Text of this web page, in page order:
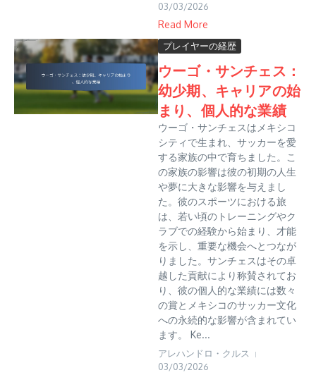
03/03/2026
Read More
プレイヤーの経歴
ウーゴ・サンチェス：
幼少期、キャリアの始
まり、個人的な業績
ウーゴ・サンチェスはメキシコ
シティで生まれ、サッカーを愛
する家族の中で育ちました。こ
の家族の影響は彼の初期の人生
や夢に大きな影響を与えまし
た。彼のスポーツにおける旅
は、若い頃のトレーニングやク
ラブでの経験から始まり、才能
を示し、重要な機会へとつなが
りました。サンチェスはその卓
越した貢献により称賛されてお
り、彼の個人的な業績には数々
の賞とメキシコのサッカー文化
への永続的な影響が含まれてい
ます。 Ke...
アレハンドロ・クルス
03/03/2026